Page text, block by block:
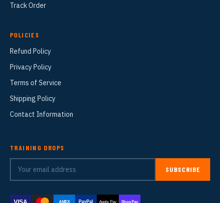
Track Order
POLICIES
Refund Policy
Privacy Policy
Terms of Service
Shipping Policy
Contact Information
TRAINING DROPS
SUBSCRIBE
VISA AMEX PayPal Apple Pay Shop Pay